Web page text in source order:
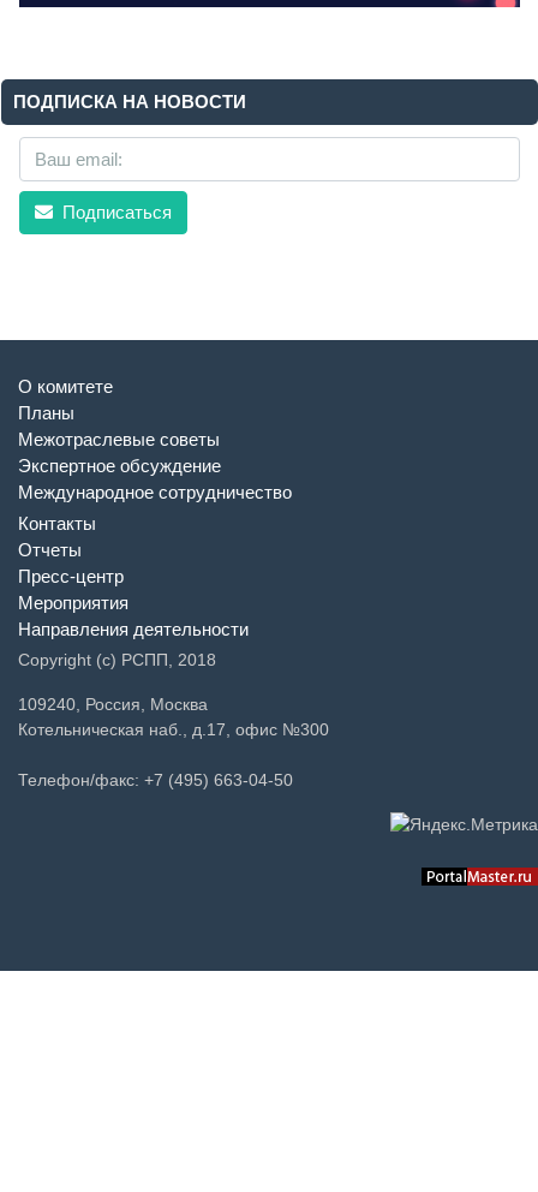
ПОДПИСКА НА НОВОСТИ
Подписаться
О комитете
Планы
Межотраслевые советы
Экспертное обсуждение
Международное сотрудничество
Контакты
Отчеты
Пресс-центр
Мероприятия
Направления деятельности
Copyright (c) РСПП, 2018
109240, Россия, Москва
Котельническая наб., д.17, офис №300
Телефон/факс: +7 (495) 663-04-50